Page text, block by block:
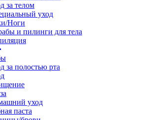
за телом
уход
Ноги
и пилинги для тела
за полостью рта
уход
паста